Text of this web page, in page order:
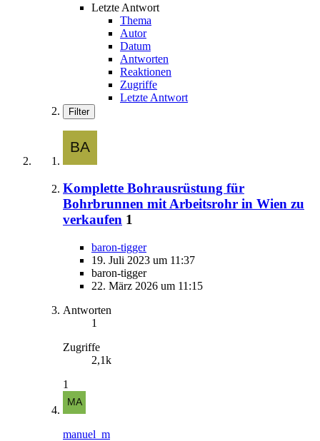
Letzte Antwort
Thema
Autor
Datum
Antworten
Reaktionen
Zugriffe
Letzte Antwort
Filter
Komplette Bohrausrüstung für
Bohrbrunnen mit Arbeitsrohr in Wien zu
verkaufen 1
baron-tigger
19. Juli 2023 um 11:37
baron-tigger
22. März 2026 um 11:15
Antworten
1
Zugriffe
2,1k
1
manuel_m